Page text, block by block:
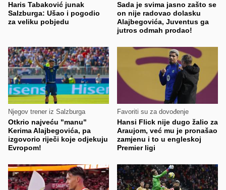
Haris Tabaković junak
Salzburga: Ušao i pogodio
za veliku pobjedu
Sada je svima jasno zašto se
on nije radovao dolasku
Alajbegovića, Juventus ga
jutros odmah prodao!
Njegov trener iz Salzburga
Otkrio najveću "manu"
Kerima Alajbegovića, pa
izgovorio riječi koje odjekuju
Evropom!
Favoriti su za dovođenje
Hansi Flick nije dugo žalio za
Araujom, već mu je pronašao
zamjenu i to u engleskoj
Premier ligi